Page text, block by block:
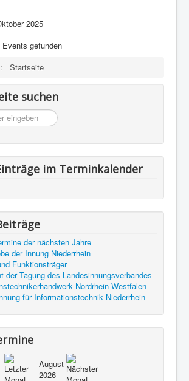
2025
gefunden
Startseite
suchen
im Terminkalender
der nächsten Jahre
der Innung Niederrhein
Funktionsträger
der Tagung des Landesinnungsverbandes
Nordrhein-Westfalen
für Informationstechnik Niederrhein
August
2026